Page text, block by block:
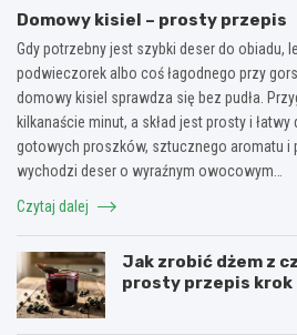
Domowy kisiel – prosty przepis
Gdy potrzebny jest szybki deser do obiadu,
podwieczorek albo coś łagodnego przy
domowy kisiel sprawdza się bez pudła.
kilkanaście minut, a skład jest prosty i
gotowych proszków, sztucznego aromatu i
wychodzi deser o wyraźnym owocowym…
Czytaj dalej
Jak zrobić dżem z
prosty przepis krok